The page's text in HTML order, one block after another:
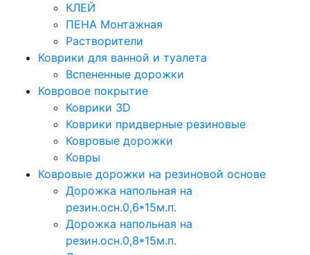
КЛЕЙ
ПЕНА Монтажная
Растворители
Коврики для ванной и туалета
Вспененные дорожки
Ковровое покрытие
Коврики 3D
Коврики придверные резиновые
Ковровые дорожки
Ковры
Ковровые дорожки на резиновой основе
Дорожка напольная на
резин.осн.0,6*15м.п.
Дорожка напольная на
резин.осн.0,8*15м.п.